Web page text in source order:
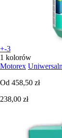
+-3
1 kolorów
Motorex
Od 458,50 zł
238,00 zł